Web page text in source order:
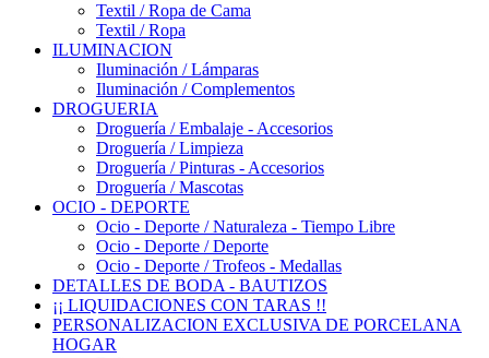
Textil / Ropa de Cama
Textil / Ropa
ILUMINACION
Iluminación / Lámparas
Iluminación / Complementos
DROGUERIA
Droguería / Embalaje - Accesorios
Droguería / Limpieza
Droguería / Pinturas - Accesorios
Droguería / Mascotas
OCIO - DEPORTE
Ocio - Deporte / Naturaleza - Tiempo Libre
Ocio - Deporte / Deporte
Ocio - Deporte / Trofeos - Medallas
DETALLES DE BODA - BAUTIZOS
¡¡ LIQUIDACIONES CON TARAS !!
PERSONALIZACION EXCLUSIVA DE PORCELANA
HOGAR